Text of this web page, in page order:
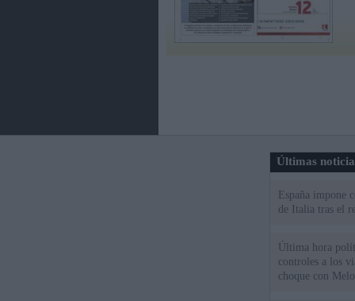
Últimas
España impone
de Italia tras el
Última hora
controles a los
choque con